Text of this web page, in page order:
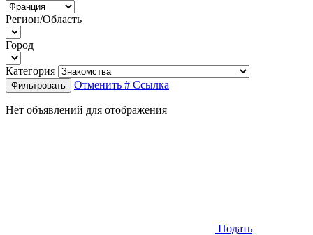
Регион/Область
Город
Категория
Фильтровать Отменить # Ссылка
Нет объявлений для отображения
Подать